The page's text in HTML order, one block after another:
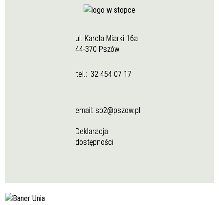
ul. Karola Miarki 16a
44-370 Pszów
tel.: 32 454 07 17
email: sp2@pszow.pl
Deklaracja
dostępności